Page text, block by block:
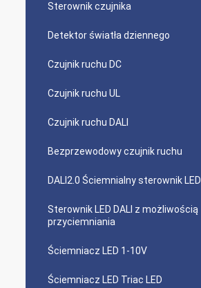
Sterownik czujnika
Detektor światła dziennego
Czujnik ruchu DC
Czujnik ruchu UL
Czujnik ruchu DALI
Bezprzewodowy czujnik ruchu
DALI2.0 Ściemnialny sterownik LED
Sterownik LED DALI z możliwością
przyciemniania
Ściemniacz LED 1-10V
Ściemniacz LED Triac LED